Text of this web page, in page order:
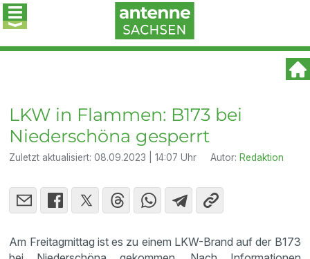
LKW in Flammen: B173 bei
Niederschöna gesperrt
Zuletzt aktualisiert:08.09.2023 | 14:07 Uhr Autor: Redaktion
Am Freitagmittag ist es zu einem LKW-Brand auf der B173